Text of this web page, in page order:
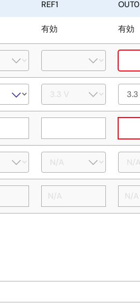
REF1 OUT0
有効 有効